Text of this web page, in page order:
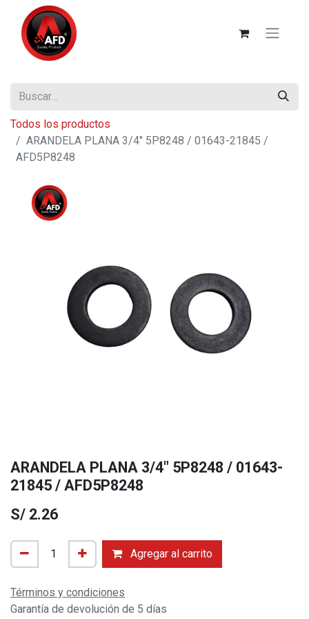
Todos los productos
ARANDELA PLANA 3/4" 5P8248 / 01643-21845 /
AFD5P8248
ARANDELA PLANA 3/4" 5P8248 / 01643-
21845 / AFD5P8248
S/ 2.26
Agregar al carrito
Términos y condiciones
Garantía de devolución de 5 días